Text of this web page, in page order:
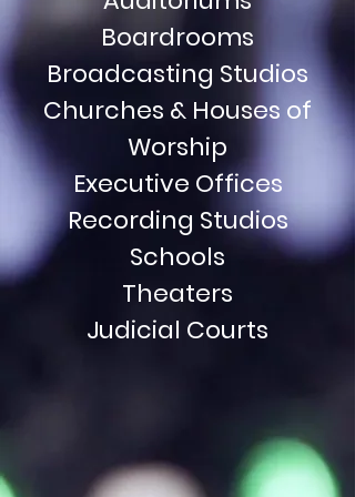
DESK
DESK
Boardrooms
Broadcasting Studios
Churches & Houses of
Worship
Executive Offices
Recording Studios
Schools
Theaters
Judicial Courts